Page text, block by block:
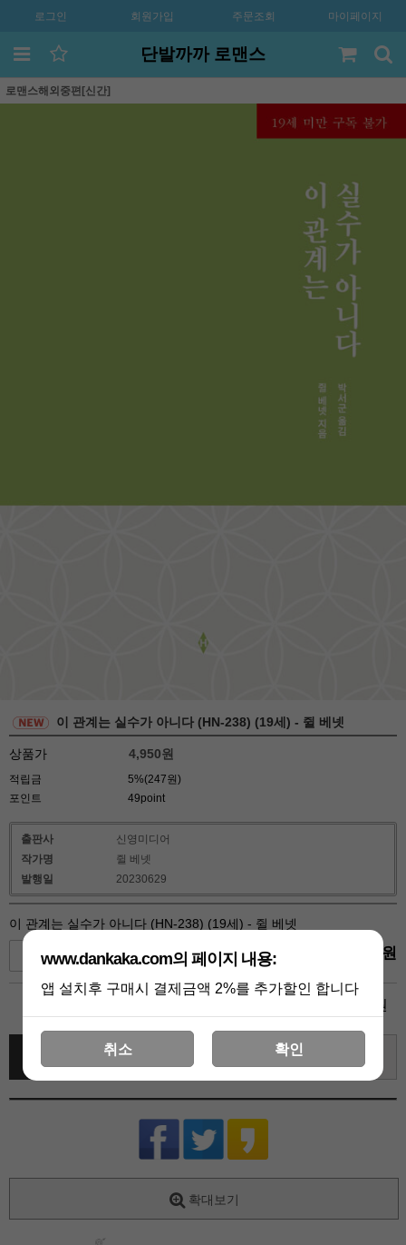
로그인 회원가입 주문조회 마이페이지
단발까까 로맨스
로맨스해외중편[신간]
이 관계는 실수가 아니다 (HN-238) (19세) - 쥘 베넷
상품가 4,950원
적립금
5%(247원)
포인트
49point
출판사
신영미디어
작가명
쥘 베넷
발행일
20230629
이 관계는 실수가 아니다 (HN-238) (19세) - 쥘 베넷
+1 -1 원
원
바로 구매하기
확대보기
www.dankaka.com의 페이지 내용:
앱 설치후 구매시 결제금액 2%를 추가할인 합니다
취소 확인